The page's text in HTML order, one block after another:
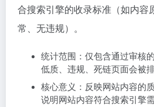
合搜索引擎的收录标准（如内容
常、无违规）。
统计范围：仅包含通过审核
低质、违规、死链页面会被排
核心意义：反映网站内容的
说明网站内容符合搜索引擎